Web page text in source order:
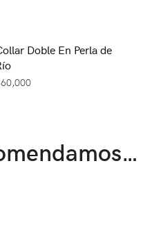
Doble En Perla de
60,000